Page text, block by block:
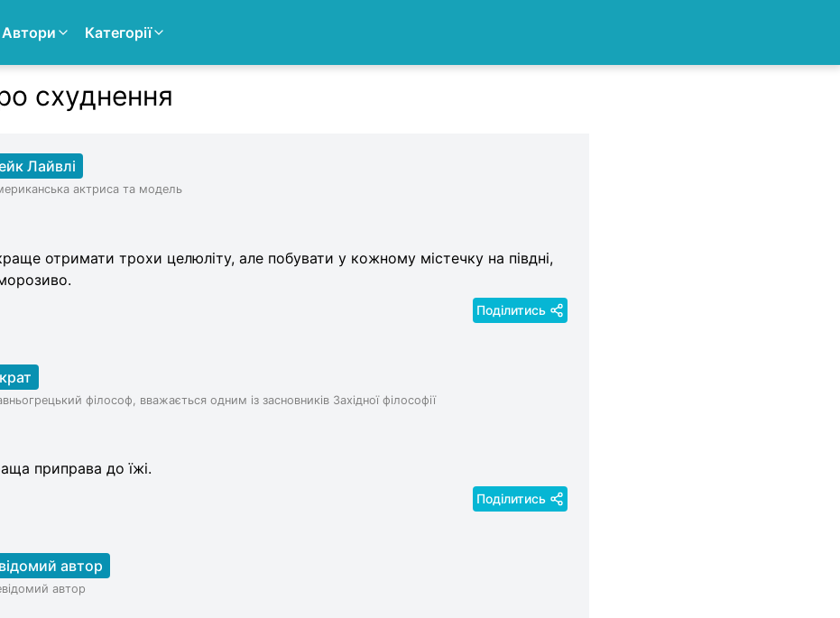
Автори Категорії
схуднення
Лайвлі
актриса та модель
отримати трохи целюліту, але побувати у кожному містечку на півдні,
Поділитись
філософ, вважається одним із засновників Західної філософії
приправа до їжі.
Поділитись
автор
автор